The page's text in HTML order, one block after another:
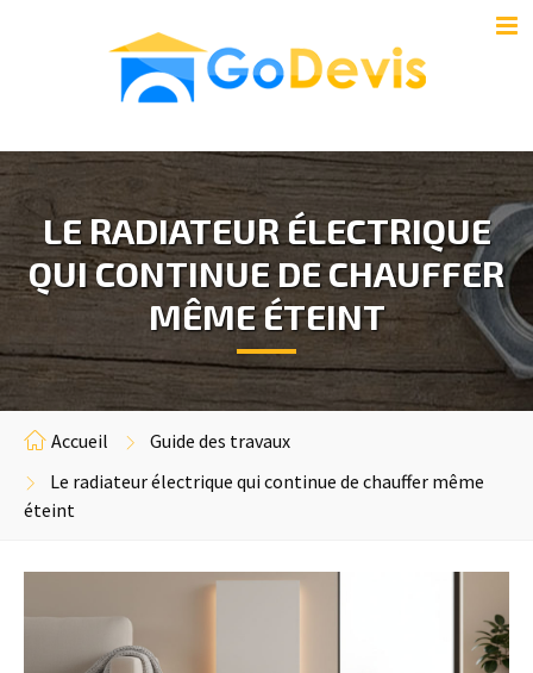
LE RADIATEUR ÉLECTRIQUE
QUI CONTINUE DE CHAUFFER
MÊME ÉTEINT
Accueil
Guide des travaux
Le radiateur électrique qui continue de chauffer même
éteint